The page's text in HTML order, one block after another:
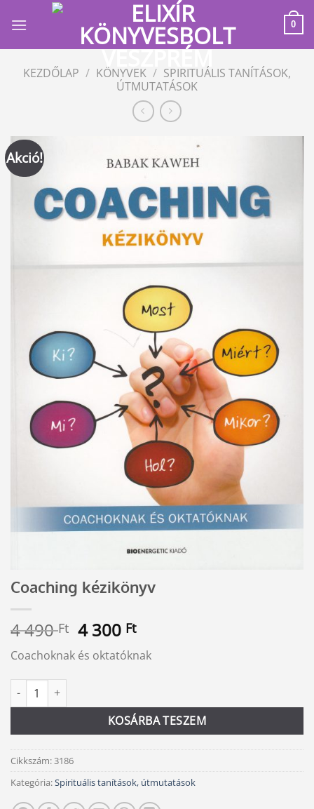
0
KEZDŐLAP / KÖNYVEK / SPIRITUÁLIS TANÍTÁSOK,
ÚTMUTATÁSOK
Akció!
Coaching kézikönyv
4 490Ft Original
price
was:
4 300 FtCurrent
price
is:
Coachoknak és oktatóknak
Coaching kézikönyv mennyiség
KOSÁRBA TESZEM
Alternative:
Cikkszám:3186
Kategória:Spirituális tanítások, útmutatások